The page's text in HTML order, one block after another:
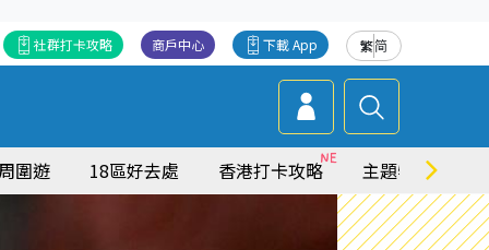
繁简
下載 App
商戶中心
社群打卡攻略
圍遊 18區好去處 香港打卡攻略 主題特集